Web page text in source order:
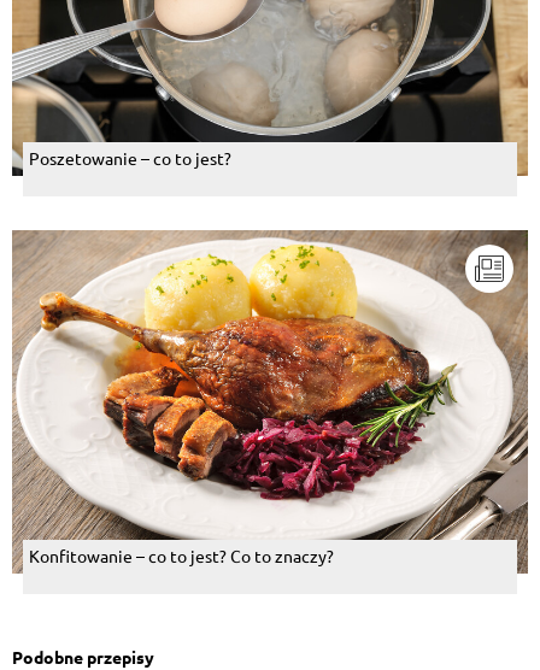
Poszetowanie – co to jest?
Konfitowanie – co to jest? Co to znaczy?
Podobne przepisy